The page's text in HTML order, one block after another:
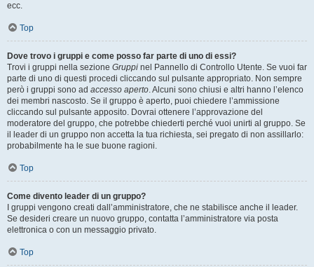
ecc.
Top
Dove trovo i gruppi e come posso far parte di uno di essi?
Trovi i gruppi nella sezione Gruppi nel Pannello di Controllo Utente. Se vuoi far
parte di uno di questi procedi cliccando sul pulsante appropriato. Non sempre
però i gruppi sono ad accesso aperto. Alcuni sono chiusi e altri hanno l’elenco
dei membri nascosto. Se il gruppo è aperto, puoi chiedere l’ammissione
cliccando sul pulsante apposito. Dovrai ottenere l’approvazione del
moderatore del gruppo, che potrebbe chiederti perché vuoi unirti al gruppo. Se
il leader di un gruppo non accetta la tua richiesta, sei pregato di non assillarlo:
probabilmente ha le sue buone ragioni.
Top
Come divento leader di un gruppo?
I gruppi vengono creati dall’amministratore, che ne stabilisce anche il leader.
Se desideri creare un nuovo gruppo, contatta l’amministratore via posta
elettronica o con un messaggio privato.
Top